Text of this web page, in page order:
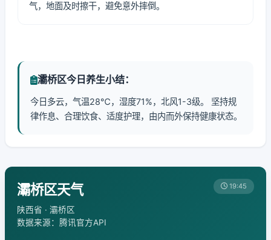
气，地面及时擦干，避免意外摔倒。
灞桥区今日养生小结：
今日多云，气温28℃，湿度71%，北风1-3级。 坚持规
律作息、合理饮食、适度护理，由内而外保持健康状态。
灞桥区天气
陕西省 · 灞桥区
数据来源：腾讯官方API
19:45